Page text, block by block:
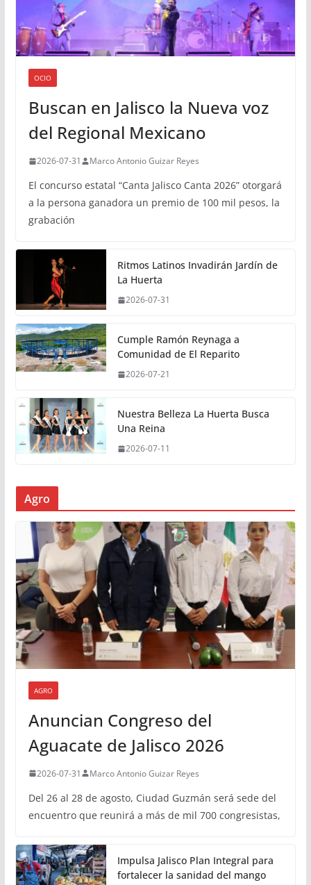
OCIO
Buscan en Jalisco la Nueva voz
del Regional Mexicano
2026-07-31 Marco Antonio Guizar Reyes
El concurso estatal “Canta Jalisco Canta 2026” otorgará
a la persona ganadora un premio de 100 mil pesos, la
grabación
Ritmos Latinos Invadirán Jardín de
La Huerta
2026-07-31
Cumple Ramón Reynaga a
Comunidad de El Reparito
2026-07-21
Nuestra Belleza La Huerta Busca
Una Reina
2026-07-11
Agro
AGRO
Anuncian Congreso del
Aguacate de Jalisco 2026
2026-07-31 Marco Antonio Guizar Reyes
Del 26 al 28 de agosto, Ciudad Guzmán será sede del
encuentro que reunirá a más de mil 700 congresistas,
Impulsa Jalisco Plan Integral para
fortalecer la sanidad del mango